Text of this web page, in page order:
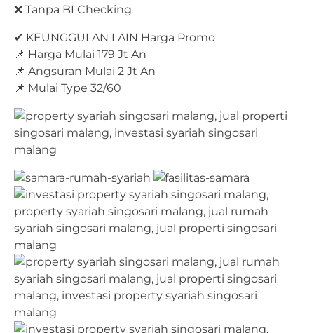
❌ Tanpa BI Checking
✔ KEUNGGULAN LAIN Harga Promo
📌 Harga Mulai 179 Jt An
📌 Angsuran Mulai 2 Jt An
📌 Mulai Type 32/60